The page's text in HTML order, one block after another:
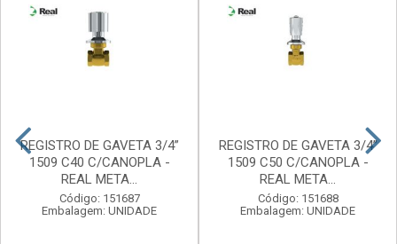
REGISTRO DE GAVETA 3/4”
1509 C40 C/CANOPLA -
REAL META...
Código: 151687
Embalagem: UNIDADE
REGISTRO DE GAVETA 3/4”
1509 C50 C/CANOPLA -
REAL META...
Código: 151688
Embalagem: UNIDADE